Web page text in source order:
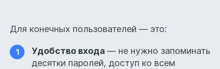
Для конечных пользователей — это:
1 Удобство входа — не нужно запоминать
десятки паролей, доступ ко всем